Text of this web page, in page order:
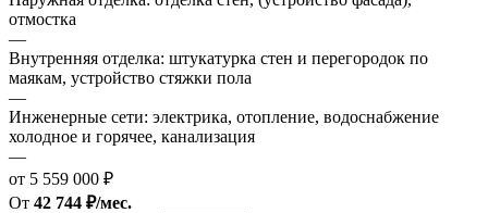
отмостка
—
Внутренняя отделка: штукатурка стен и перегородок по
маякам, устройство стяжки пола
—
Инженерные сети: электрика, отопление, водоснабжение
холодное и горячее, канализация
—
от 5 559 000 ₽
От 42 744 ₽/мес.